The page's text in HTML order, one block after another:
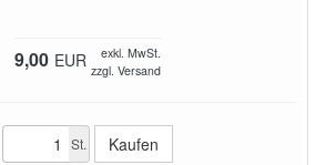
9,00 EUR
exkl. MwSt.
zzgl. Versand
St.